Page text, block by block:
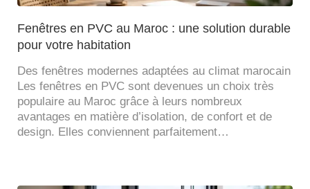
Fenêtres en PVC au Maroc : une solution durable
pour votre habitation
Des fenêtres modernes adaptées au climat marocain
Les fenêtres en PVC sont devenues un choix très
populaire au Maroc grâce à leurs nombreux
avantages en matière d’isolation, de confort et de
design. Elles conviennent parfaitement…